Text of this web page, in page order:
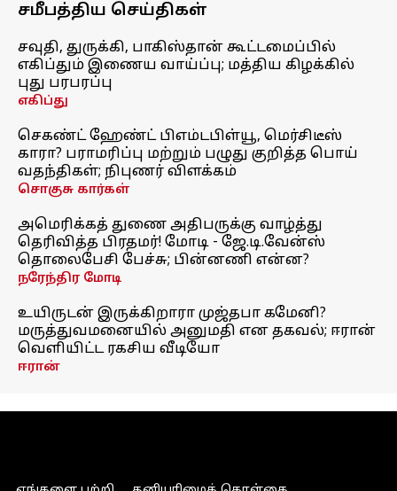
சமீபத்திய செய்திகள்
சவுதி, துருக்கி, பாகிஸ்தான் கூட்டமைப்பில்
எகிப்தும் இணைய வாய்ப்பு; மத்திய கிழக்கில்
புது பரபரப்பு
எகிப்து
செகண்ட் ஹேண்ட் பிஎம்டபிள்யூ, மெர்சிடீஸ்
காரா? பராமரிப்பு மற்றும் பழுது குறித்த பொய்
வதந்திகள்; நிபுணர் விளக்கம்
சொகுசு கார்கள்
அமெரிக்கத் துணை அதிபருக்கு வாழ்த்து
தெரிவித்த பிரதமர்! மோடி - ஜே.டி.வேன்ஸ்
தொலைபேசி பேச்சு; பின்னணி என்ன?
நரேந்திர மோடி
உயிருடன் இருக்கிறாரா முஜ்தபா கமேனி?
மருத்துவமனையில் அனுமதி என தகவல்; ஈரான்
வெளியிட்ட ரகசிய வீடியோ
ஈரான்